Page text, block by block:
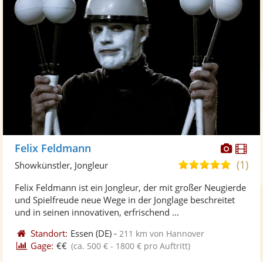
Fotos
Felix Feldmann
5,0
5
(1)
Showkünstler, Jongleur
Felix Feldmann ist ein Jongleur, der mit großer Neugierde
und Spielfreude neue Wege in der Jonglage beschreitet
und in seinen innovativen, erfrischend ...
Standort: Essen (DE) - 211 km von Hannover
Gage: €€ (ca. 500 € - 1800 € pro Auftritt)